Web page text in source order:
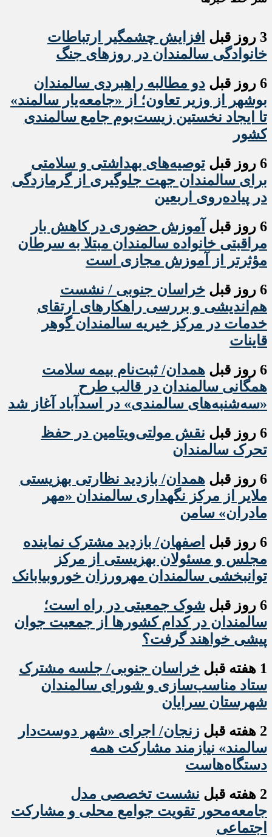
3 روز قبل
افزایش چشمگیر ارتباطات
خانوادگی سالمندان در روزهای جنگ
6 روز قبل
دو مطالبه راهبردی سالمندان
بوشهر از وزیر تعاون؛ از «جامعه‌یار سالمند»
تا ایجاد نخستین زیست‌بوم جامع سالمندی
کشور
6 روز قبل
️توصیه‌های بهداشتی و سلامتی
برای سالمندان جهت جلوگیری از گرمازدگی
در پیاده‌روی اربعین
6 روز قبل
آموزش حضوری در کاهش بار
مراقبتی خانواده سالمندان مبتلا به سرطان
مؤثرتر از آموزش مجازی است
6 روز قبل
خراسان جنوبی / نشست
هم‌اندیشی و بررسی راهکارهای ارتقای
خدمات در مرکز خیریه سالمندان گوهر
قاینات
6 روز قبل
همدان/ ثبت‌نام بیمه سلامت
همگانی سالمندان در قالب طرح
«سه‌شنبه‌های سالمندی» در اسدآباد آغاز شد
6 روز قبل
نقش مولتی‌ویتامین در حفظ
تحرک سالمندان
6 روز قبل
همدان/ بازدید نظارتی بهزیستی
ملایر از مرکز نگهداری سالمندان «مهر
مادران» سامن
6 روز قبل
اصفهان/ بازدید مشترک نماینده
مجلس و مسئولان بهزیستی از مرکز
توانبخشی سالمندان مهرورزان خوروبیابانک
6 روز قبل
شوک جمعیتی در راه است؛
سالمندان در کدام کشورها از جمعیت جوان
پیشی خواهند گرفت؟
1 هفته قبل
خراسان جنوبی/ جلسه مشترک
ستاد مناسب‌سازی و شورای سالمندان
شهرستان سرایان
2 هفته قبل
زنجان/ اجرای «شهر دوست‌دار
سالمند» نیازمند مشارکت همه
دستگاه‌هاست
2 هفته قبل
نشست تخصصی مدل
جامعه‌محور تقویت جوامع محلی و مشارکت
اجتماعی